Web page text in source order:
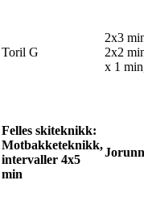
Toril G
2x3
2x2
x 1
Felles skiteknikk:
Motbakketeknikk,
intervaller 4x5
min